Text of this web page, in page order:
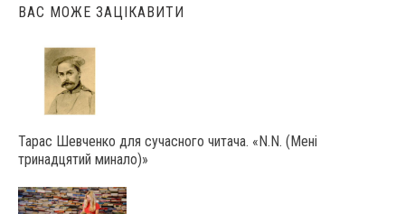
ВАС МОЖЕ ЗАЦІКАВИТИ
Тарас Шевченко для сучасного читача. «N.N. (Мені
тринадцятий минало)»